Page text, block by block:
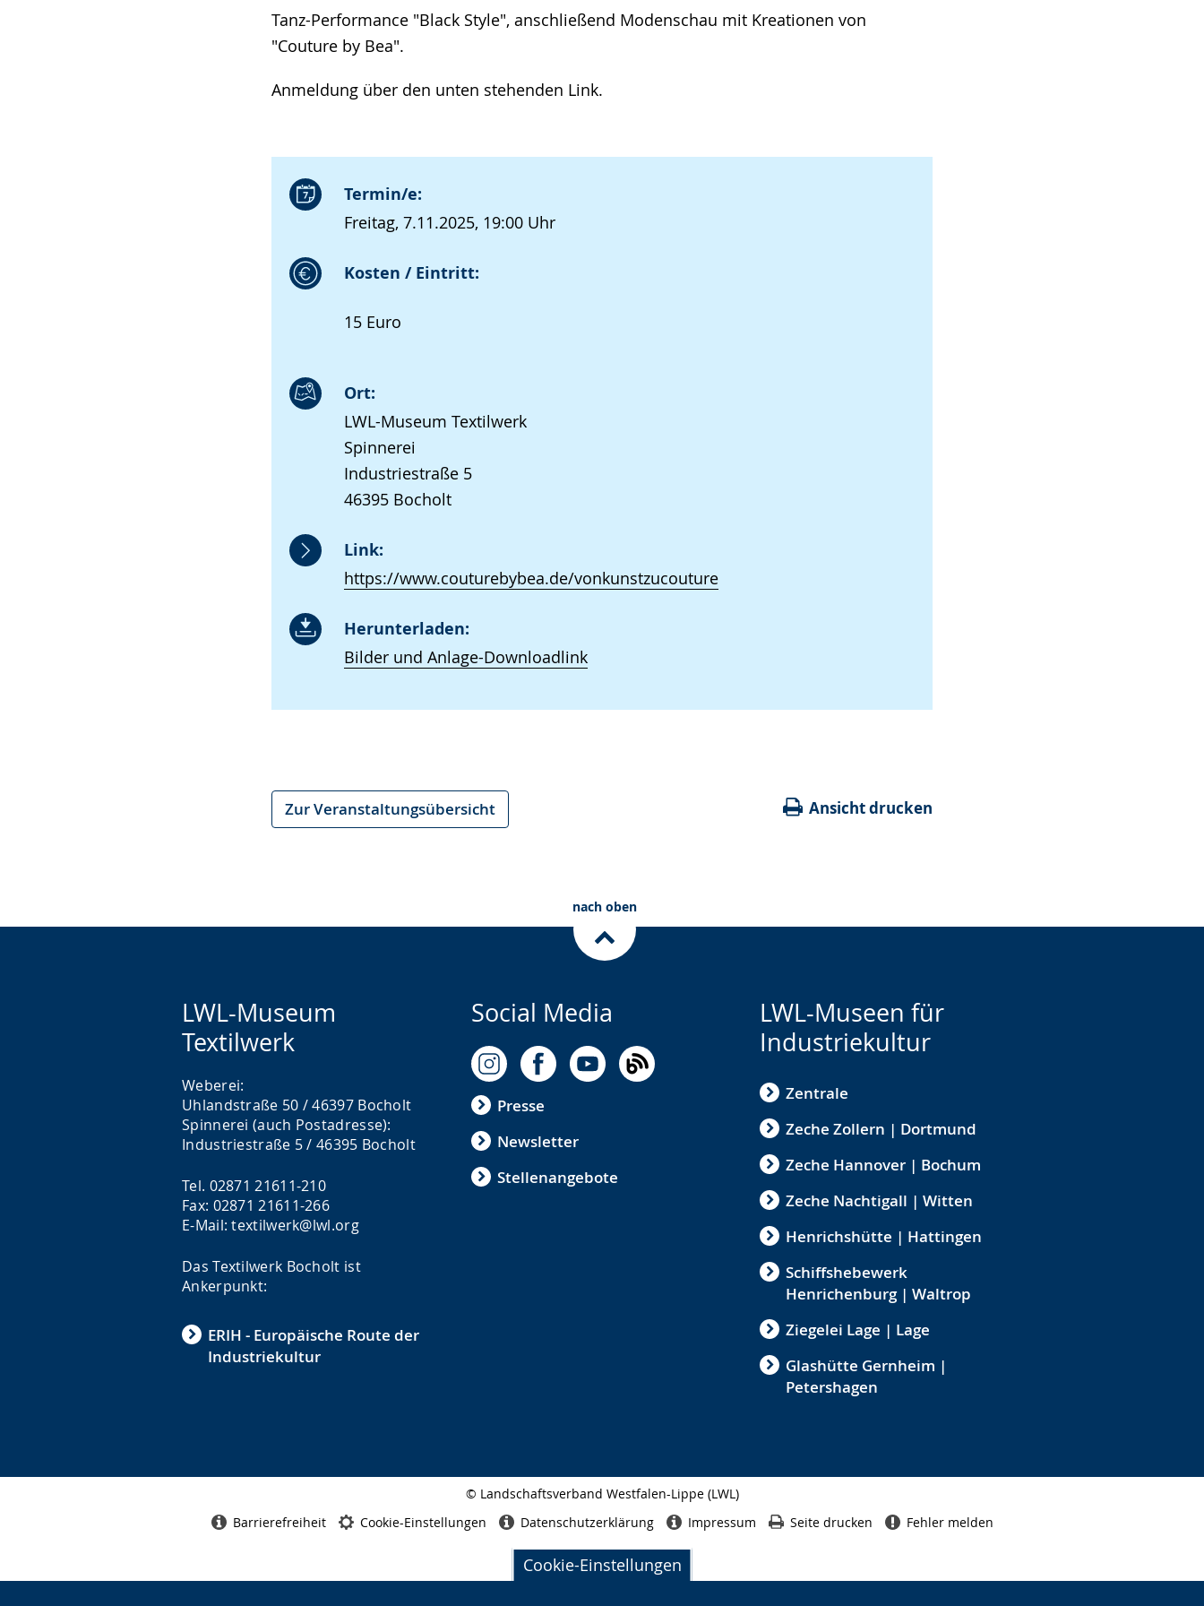
Cookie-Einstellungen
Tanz-Performance "Black Style", anschließend Modenschau mit Kreationen von
"Couture by Bea".
Anmeldung über den unten stehenden Link.
Termin/e:
Freitag, 7.11.2025, 19:00 Uhr
Kosten / Eintritt:
15 Euro
Ort:
LWL-Museum Textilwerk
Spinnerei
Industriestraße 5
46395 Bocholt
Link:
https://www.couturebybea.de/vonkunstzucouture
Herunterladen:
Bilder und Anlage-Downloadlink
Zur Veranstaltungsübersicht Ansicht drucken
nach oben
LWL-Museum
Textilwerk
Weberei:
Uhlandstraße 50 / 46397 Bocholt
Spinnerei (auch Postadresse):
Industriestraße 5 / 46395 Bocholt
Tel. 02871 21611-210
Fax: 02871 21611-266
E-Mail: textilwerk@lwl.org
Das Textilwerk Bocholt ist
Ankerpunkt:
ERIH - Europäische Route der
Industriekultur
Social Media
Presse
Newsletter
Stellenangebote
LWL-Museen für
Industriekultur
Zentrale
Zeche Zollern | Dortmund
Zeche Hannover | Bochum
Zeche Nachtigall | Witten
Henrichshütte | Hattingen
Schiffshebewerk
Henrichenburg | Waltrop
Ziegelei Lage | Lage
Glashütte Gernheim |
Petershagen
© Landschaftsverband Westfalen-Lippe (LWL)
Barrierefreiheit Cookie-Einstellungen Datenschutzerklärung Impressum Seite drucken Fehler melden